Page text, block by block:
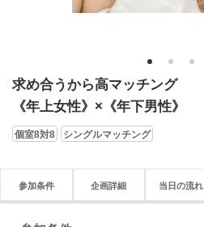
1 2 3
求め合うから高マッチング
《年上女性》×《年下男性》
個室8対8 シングルマッチング
参加条件 企画詳細 当日の流れ